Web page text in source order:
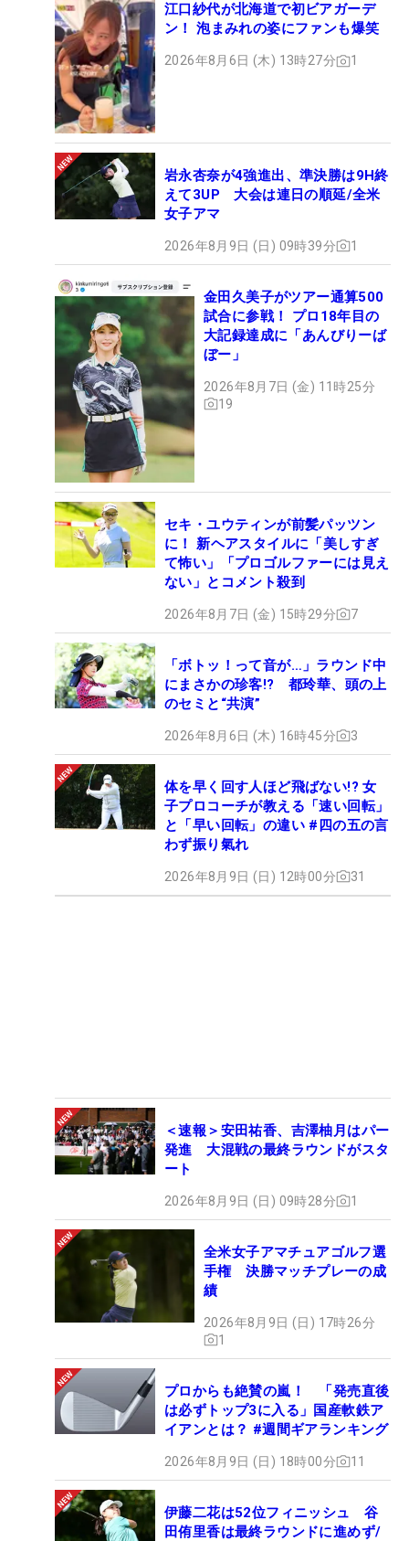
江口紗代が北海道で初ビアガーデ
ン！ 泡まみれの姿にファンも爆笑
2026年8月6日 (木) 13時27分 1
岩永杏奈が4強進出、準決勝は9H終
えて3UP 大会は連日の順延/全米
女子アマ
2026年8月9日 (日) 09時39分 1
金田久美子がツアー通算500
試合に参戦！ プロ18年目の
大記録達成に「あんびりーば
ぼー」
2026年8月7日 (金) 11時25分
19
セキ・ユウティンが前髪パッツン
に！ 新ヘアスタイルに「美しすぎ
て怖い」「プロゴルファーには見え
ない」とコメント殺到
2026年8月7日 (金) 15時29分 7
「ボトッ！って音が…」ラウンド中
にまさかの珍客!? 都玲華、頭の上
のセミと“共演”
2026年8月6日 (木) 16時45分 3
体を早く回す人ほど飛ばない!? 女
子プロコーチが教える「速い回転」
と「早い回転」の違い #四の五の言
わず振り氣れ
2026年8月9日 (日) 12時00分 31
＜速報＞安田祐香、吉澤柚月はパー
発進 大混戦の最終ラウンドがスタ
ート
2026年8月9日 (日) 09時28分 1
全米女子アマチュアゴルフ選
手権 決勝マッチプレーの成
績
2026年8月9日 (日) 17時26分
1
プロからも絶賛の嵐！ 「発売直後
は必ずトップ3に入る」国産軟鉄ア
イアンとは？ #週間ギアランキング
2026年8月9日 (日) 18時00分 11
伊藤二花は52位フィニッシュ 谷
田侑里香は最終ラウンドに進めず/